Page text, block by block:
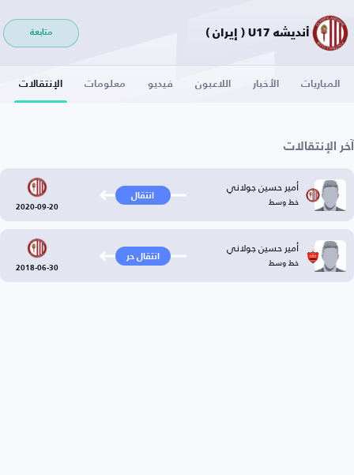
أنديشه U17 ( إيران ) متابعة
المباريات الأخبار اللاعبون فيديو معلومات الإنتقالات
آخر الإنتقالات
أمير حسين جولاني
خط وسط انتقال
2020-09-20
أمير حسين جولاني
خط وسط انتقال حر
2018-06-30